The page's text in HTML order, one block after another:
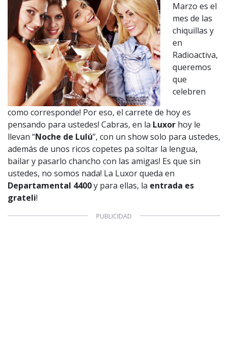
Marzo es el
mes de las
chiquillas y
en
Radioactiva,
queremos
que
celebren
como corresponde! Por eso, el carrete de hoy es
pensando para ustedes! Cabras, en la Luxor hoy le
llevan “Noche de Lulú”, con un show solo para ustedes,
además de unos ricos copetes pa soltar la lengua,
bailar y pasarlo chancho con las amigas! Es que sin
ustedes, no somos nada! La Luxor queda en
Departamental 4400y para ellas, la entrada es
grateli!